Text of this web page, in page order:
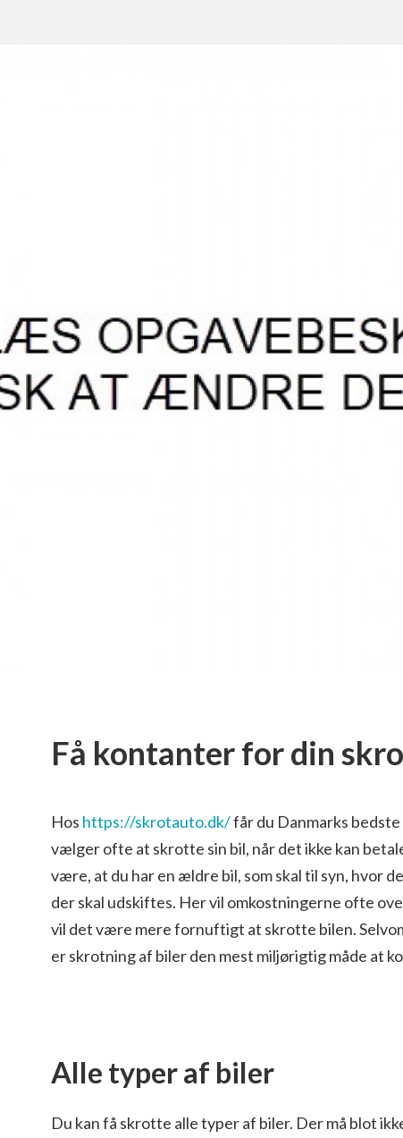
Få kontanter for din
Hos https://skrotauto.dk/får du Danmarks
vælger ofte at skrotte sin bil, når det ikke kan
være, at du har en ældre bil, som skal til syn, hvor
der skal udskiftes. Her vil omkostningerne ofte
vil det være mere fornuftigt at skrotte bilen.
er skrotning af biler den mest miljørigtig måde at
Alle typer af biler
Du kan få skrotte alle typer af biler. Der må blot